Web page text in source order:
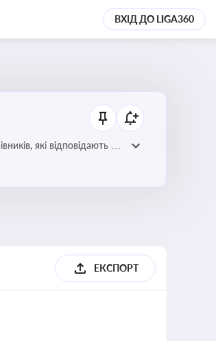
ВХІД ДО LIGA360
які відповідають за
ЕКСПОРТ